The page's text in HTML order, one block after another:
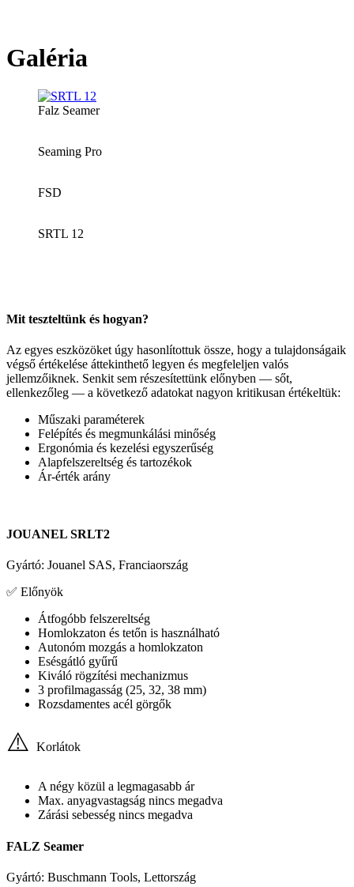
Galéria
Falz Seamer
Seaming Pro
FSD
SRTL 12
Mit teszteltünk és hogyan?
Az egyes eszközöket úgy hasonlítottuk össze, hogy a tulajdonságaik
végső értékelése áttekinthető legyen és megfeleljen valós
jellemzőiknek. Senkit sem részesítettünk előnyben — sőt,
ellenkezőleg — a következő adatokat nagyon kritikusan értékeltük:
Műszaki paraméterek
Felépítés és megmunkálási minőség
Ergonómia és kezelési egyszerűség
Alapfelszereltség és tartozékok
Ár-érték arány
JOUANEL SRLT2
Gyártó: Jouanel SAS, Franciaország
✅ Előnyök
Átfogóbb felszereltség
Homlokzaton és tetőn is használható
Autonóm mozgás a homlokzaton
Esésgátló gyűrű
Kiváló rögzítési mechanizmus
3 profilmagasság (25, 32, 38 mm)
Rozsdamentes acél görgők
⚠️ Korlátok
A négy közül a legmagasabb ár
Max. anyagvastagság nincs megadva
Zárási sebesség nincs megadva
FALZ Seamer
Gyártó: Buschmann Tools, Lettország